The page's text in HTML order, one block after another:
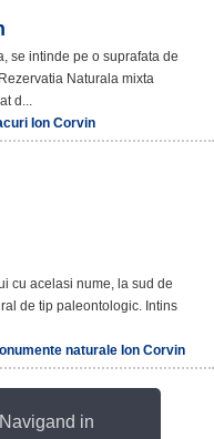
in
se intinde pe o suprafata de
Naturala mixta
d...
Ion Corvin
cu acelasi nume, la sud de
de tip paleontologic. Intins
naturale Ion Corvin